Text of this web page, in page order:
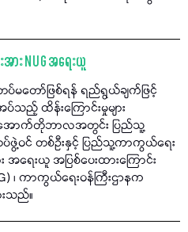
ား NUG အရေးယူ
တော်ဖြစ်ရန် ရည်ရွယ်ချက်ဖြင့်
ည့် ထိန်းကြောင်းမှုများ
အောက်တိုဘာလအတွင်း ပြည်သူ့
ဖွဲ့ဝင် တစ်ဦးနှင့် ပြည်သူ့ကာကွယ်ရေး
ရေးယူ အပြစ်ပေးထားကြောင်း
၊ ကာကွယ်ရေးဝန်ကြီးဌာနက
သည်။